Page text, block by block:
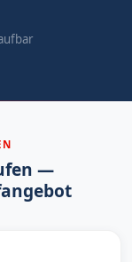
—